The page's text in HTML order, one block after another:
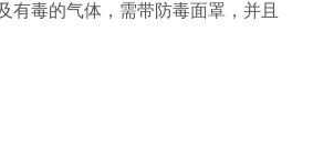
毒的气体，需带防毒面罩，并且